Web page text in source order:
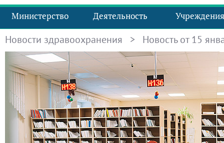
Министерство Деятельность Учреждения
Новости здравоохранения > Новость от 15